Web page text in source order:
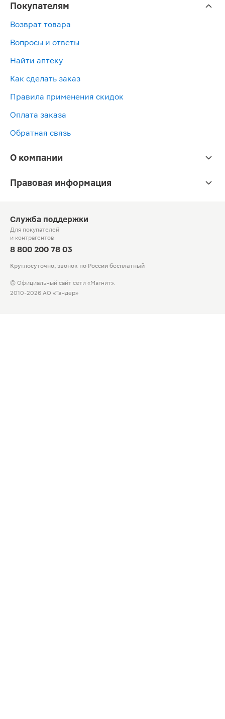
Покупателям
Возврат товара
Вопросы и ответы
Найти аптеку
Как сделать заказ
Правила применения скидок
Оплата заказа
Обратная связь
О компании
Правовая информация
Служба поддержки
Для покупателей
и контрагентов
8 800 200 78 03
Круглосуточно, звонок по России бесплатный
© Официальный сайт сети «Магнит».
2010-2026 АО «Тандер»